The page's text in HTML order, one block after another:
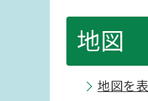
地図
地図を